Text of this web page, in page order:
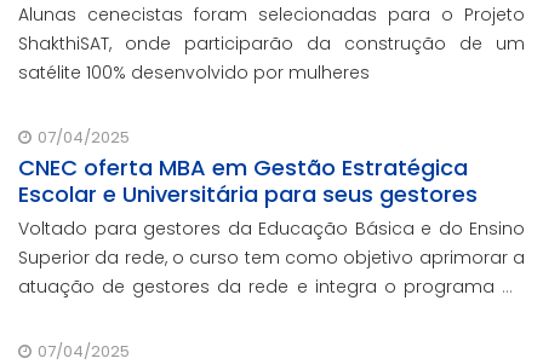
Alunas cenecistas foram selecionadas para o Projeto
ShakthiSAT, onde participarão da construção de um
satélite 100% desenvolvido por mulheres
07/04/2025
CNEC oferta MBA em Gestão Estratégica
Escolar e Universitária para seus gestores
Voltado para gestores da Educação Básica e do Ensino
Superior da rede, o curso tem como objetivo aprimorar a
atuação de gestores da rede e integra o programa de
contando com o oferecimento gratuito da Re
07/04/2025